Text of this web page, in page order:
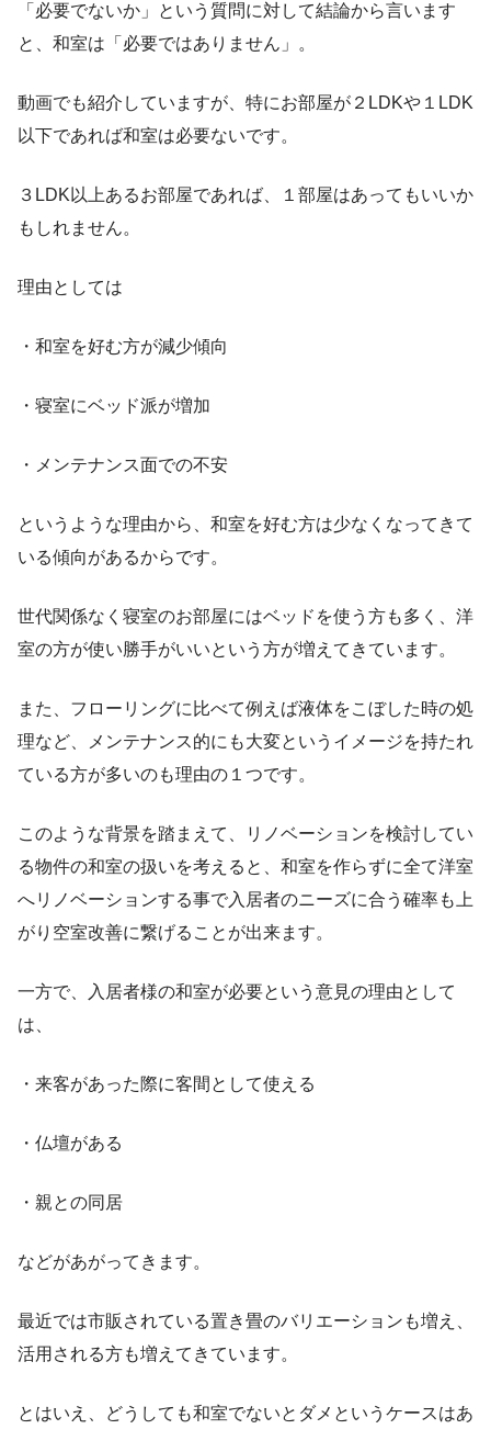
「必要でないか」という質問に対して結論から言います
と、和室は「必要ではありません」。
動画でも紹介していますが、特にお部屋が２ LDKや １ LDK
以下であれば和室は必要ないです。
３ LDK 以上あるお部屋であれば、１部屋はあってもいいか
もしれません。
理由としては
・和室を好む方が減少傾向
・寝室にベッド派が増加
・メンテナンス面での不安
というような理由から、和室を好む方は少なくなってきて
いる傾向があるからです。
世代関係なく寝室のお部屋にはベッドを使う方も多く、洋
室の方が使い勝手がいいという方が増えてきています。
また、フローリングに比べて例えば液体をこぼした時の処
理など、メンテナンス的にも大変というイメージを持たれ
ている方が多いのも理由の１つです。
このような背景を踏まえて、リノベーションを検討してい
る物件の和室の扱いを考えると、和室を作らずに全て洋室
へリノベーションする事で入居者のニーズに合う確率も上
がり空室改善に繋げることが出来ます。
一方で、入居者様の和室が必要という意見の理由として
は、
・来客があった際に客間として使える
・仏壇がある
・親との同居
などがあがってきます。
最近では市販されている置き畳のバリエーションも増え、
活用される方も増えてきています。
とはいえ、どうしても和室でないとダメというケースはあ